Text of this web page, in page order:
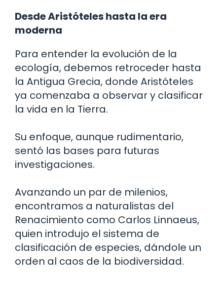
Desde Aristóteles hasta la era
moderna
Para entender la evolución de la
ecología, debemos retroceder hasta
la Antigua Grecia, donde Aristóteles
ya comenzaba a observar y clasificar
la vida en la Tierra.
Su enfoque, aunque rudimentario,
sentó las bases para futuras
investigaciones.
Avanzando un par de milenios,
encontramos a naturalistas del
Renacimiento como Carlos Linnaeus,
quien introdujo el sistema de
clasificación de especies, dándole un
orden al caos de la biodiversidad.